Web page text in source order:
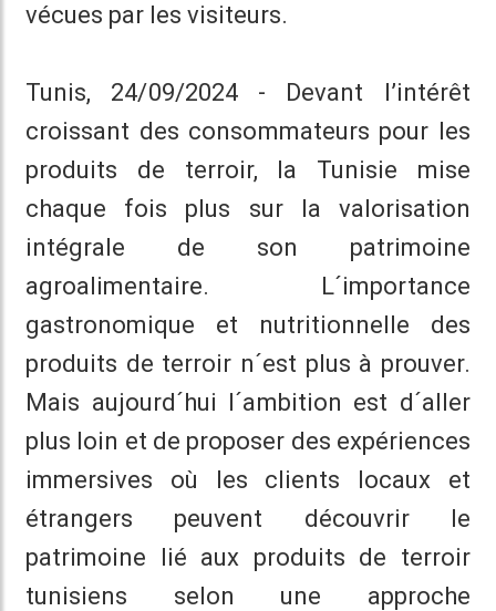
vécues par les visiteurs.
Tunis, 24/09/2024 - Devant l’intérêt
croissant des consommateurs pour les
produits de terroir, la Tunisie mise
chaque fois plus sur la valorisation
intégrale de son patrimoine
agroalimentaire. L´importance
gastronomique et nutritionnelle des
produits de terroir n´est plus à prouver.
Mais aujourd´hui l´ambition est d´aller
plus loin et de proposer des expériences
immersives où les clients locaux et
étrangers peuvent découvrir le
patrimoine lié aux produits de terroir
tunisiens selon une approche